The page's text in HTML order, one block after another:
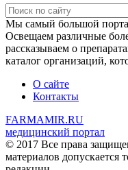
Мы самый большой
Освещаем различные
рассказываем о
каталог организаций,
О сайте
Контакты
FARMAMIR.RU
медицинский портал
© 2017 Все права
материалов допускается